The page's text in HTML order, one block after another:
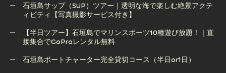
【半日ツアー】石垣島 幻の島上陸＆ウミガメorマンタシュノ
石垣島サップ（SUP）ツアー｜透明な海で楽しむ絶景アクテ
ィビティ【写真撮影サービス付き】
石垣島サップ（SUP）ツアー｜透明な海で楽しむ絶景アクテ
【半日ツアー】石垣島でマリンスポーツ10種遊び放題！｜直
接集合でGoProレンタル無料
石垣島ボートチャーター完全貸切コース（半日or1日）